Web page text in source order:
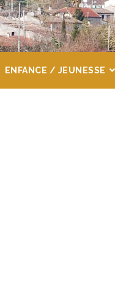
ENFANCE / JEUNESSE